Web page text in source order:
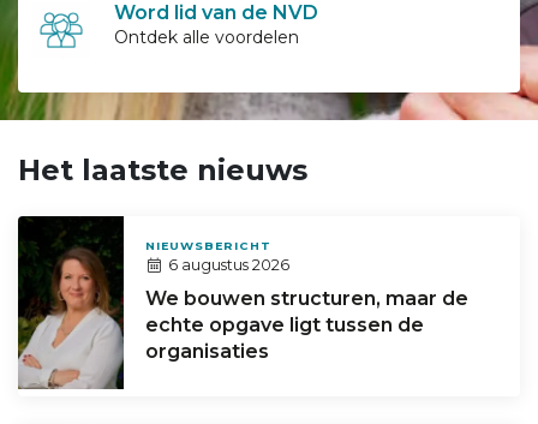
Word lid van de NVD
Ontdek alle voordelen
Het laatste nieuws
NIEUWSBERICHT
6 augustus 2026
We bouwen structuren, maar de
echte opgave ligt tussen de
organisaties